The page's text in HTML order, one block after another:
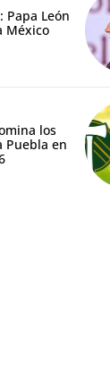
Papa León
México
los
Puebla en